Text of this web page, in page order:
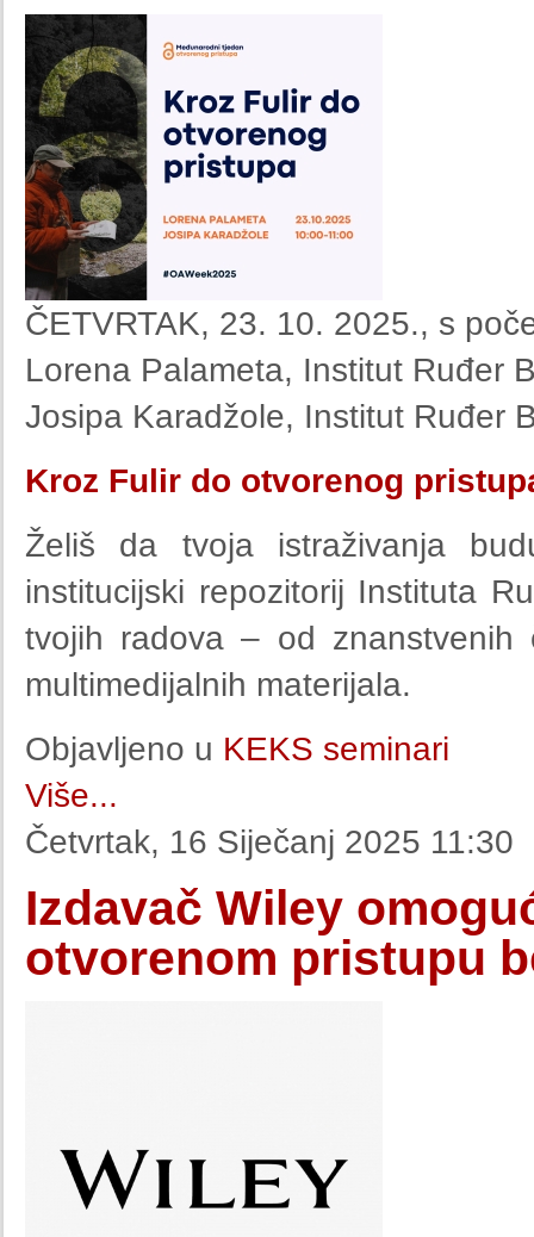
ČETVRTAK, 23. 10. 2025., s
Lorena Palameta, Institut Ruđer
Josipa Karadžole, Institut Ruđer
Kroz Fulir do otvorenog
Želiš da tvoja istraživanja
institucijski repozitorij Instituta
tvojih radova – od znanstvenih
multimedijalnih materijala.
Objavljeno u KEKS seminari
Više...
Četvrtak, 16 Siječanj 2025 11:30
Izdavač Wiley
otvorenom pristupu